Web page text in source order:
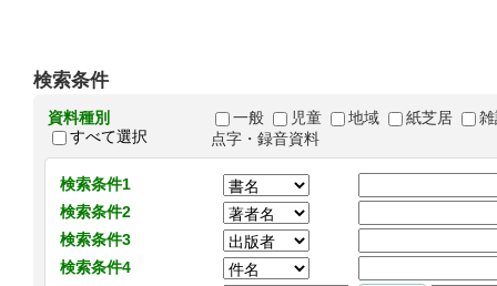
検索条件
資料種別
すべて選択
一般 児童 地域 紙芝居
点字・録音資料
検索条件1
検索条件2
検索条件3
検索条件4